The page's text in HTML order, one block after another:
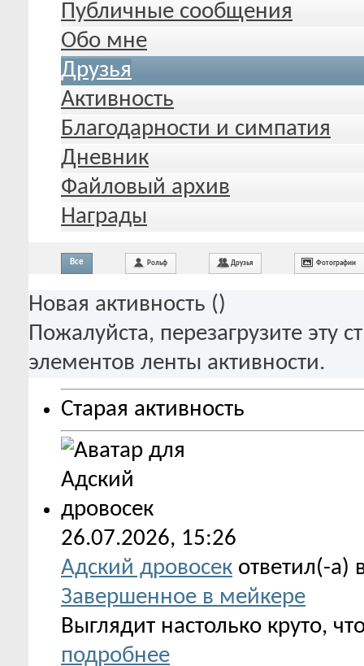
Публичные сообщения
Обо мне
Друзья
Активность
Благодарности и симпатия
Дневник
Файловый архив
Награды
Все Рольф Друзья Фотографии
Новая активность ()
Пожалуйста, перезагрузите эту
элементов ленты активности.
Старая активность
26.07.2026, 15:26
Адский дровосек ответил(-а)
Завершенное в мейкере
Выглядит настолько круто,
подробнее